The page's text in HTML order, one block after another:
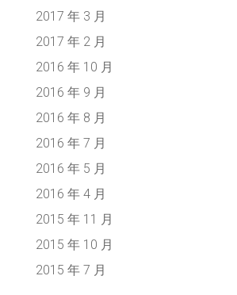
2017 年 3 月
2017 年 2 月
2016 年 10 月
2016 年 9 月
2016 年 8 月
2016 年 7 月
2016 年 5 月
2016 年 4 月
2015 年 11 月
2015 年 10 月
2015 年 7 月